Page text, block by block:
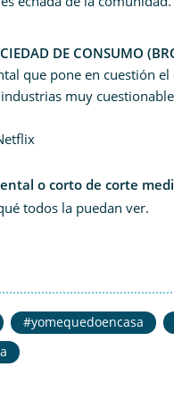
DE CONSUMO
que pone en cuestión
muy
o corto de corte
todos la puedan ver.
#yomequedoencasa